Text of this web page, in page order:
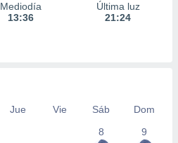
Mediodía
13:36
Última luz
21:24
Jue Vie Sáb
Dom
8
9